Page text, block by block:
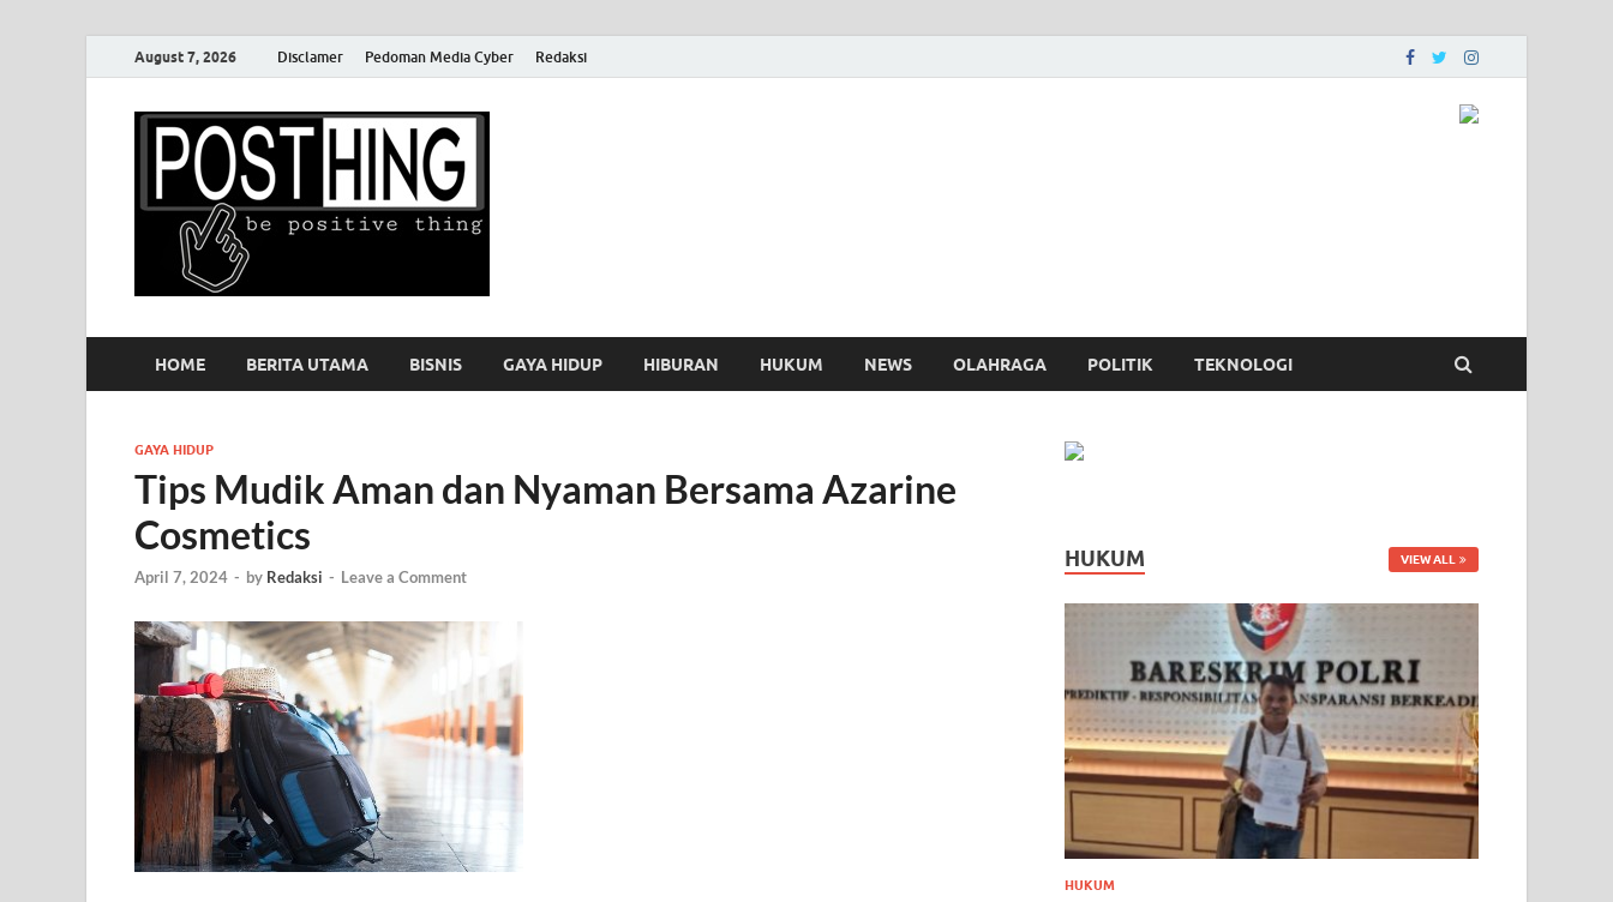
August 7, 2026 Disclamer Pedoman Media Cyber Redaksi
HOME BERITA UTAMA BISNIS GAYA HIDUP HIBURAN HUKUM NEWS OLAHRAGA POLITIK TEKNOLOGI
GAYA HIDUP
Tips Mudik Aman dan Nyaman Bersama Azarine
Cosmetics
April 7, 2024 - by Redaksi - Leave a Comment
HUKUM VIEW ALL
HUKUM